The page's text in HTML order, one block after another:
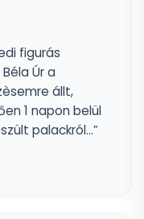
figurás
Úr a
állt,
1 napon belül
palackról...”